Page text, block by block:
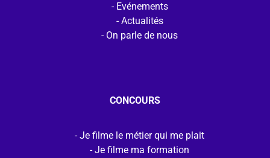
Evénements
Actualités
On parle de nous
CONCOURS
Je filme le métier qui me plait
Je filme ma formation